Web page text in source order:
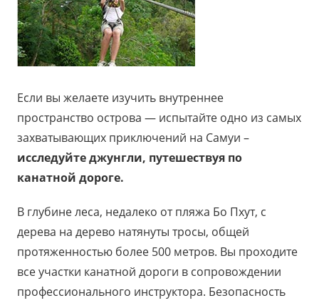
Если вы желаете изучить внутреннее
пространство острова — испытайте одно из самых
захватывающих приключений на Самуи –
исследуйте джунгли, путешествуя по
канатной дороге.
В глубине леса, недалеко от пляжа Бо Пхут, с
дерева на дерево натянуты тросы, общей
протяженностью более 500 метров. Вы проходите
все участки канатной дороги в сопровождении
профессионального инструктора. Безопасность